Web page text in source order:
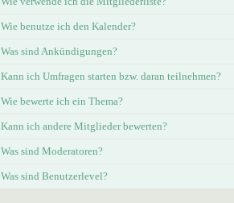
Wie benutze ich den Kalender?
Was sind Ankündigungen?
Kann ich Umfragen starten bzw. daran teilnehmen?
Wie bewerte ich ein Thema?
Kann ich andere Mitglieder bewerten?
Was sind Moderatoren?
Was sind Benutzerlevel?